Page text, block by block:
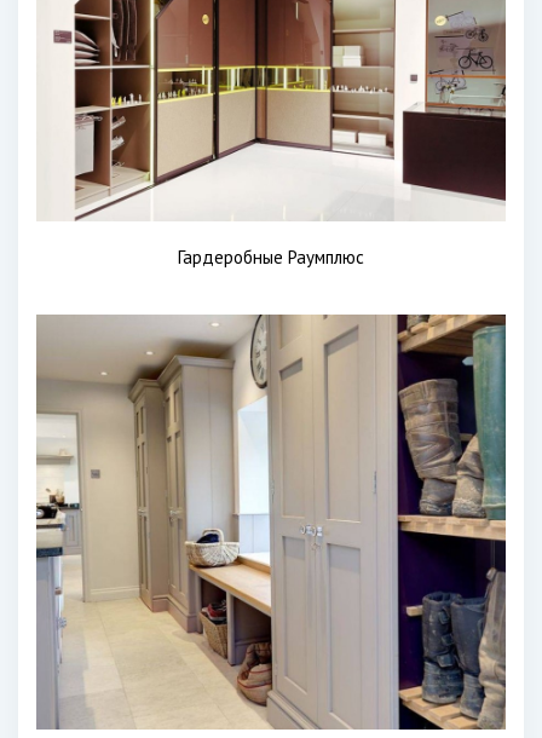
Гардеробные Раумплюс